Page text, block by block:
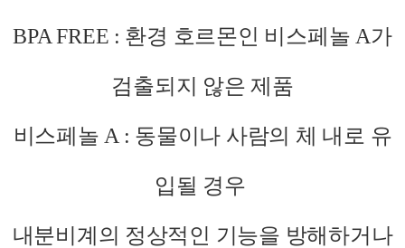
BPA FREE : 환경 호르몬인 비스페놀 A가
검출되지 않은 제품
비스페놀 A : 동물이나 사람의 체 내로 유
입될 경우
내분비계의 정상적인 기능을 방해하거나